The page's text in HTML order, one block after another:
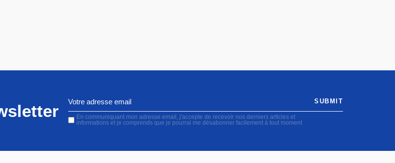
En communiquant mon adresse email, j'accepte de recevoir nos derniers articles et
informations et je comprends que je pourrai me désabonner facilement à tout moment
SUBMIT